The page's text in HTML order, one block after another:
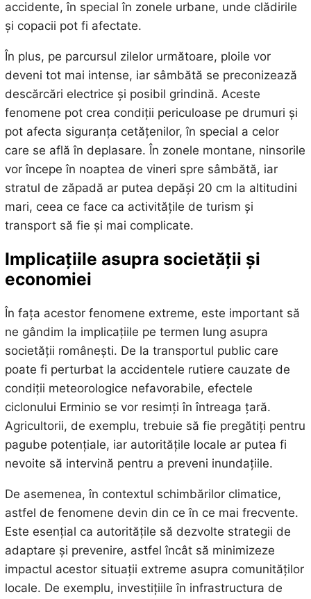
accidente, în special în zonele urbane, unde clădirile
și copacii pot fi afectate.
În plus, pe parcursul zilelor următoare, ploile vor
deveni tot mai intense, iar sâmbătă se preconizează
descărcări electrice și posibil grindină. Aceste
fenomene pot crea condiții periculoase pe drumuri și
pot afecta siguranța cetățenilor, în special a celor
care se află în deplasare. În zonele montane, ninsorile
vor începe în noaptea de vineri spre sâmbătă, iar
stratul de zăpadă ar putea depăși 20 cm la altitudini
mari, ceea ce face ca activitățile de turism și
transport să fie și mai complicate.
Implicațiile asupra societății și
economiei
În fața acestor fenomene extreme, este important să
ne gândim la implicațiile pe termen lung asupra
societății românești. De la transportul public care
poate fi perturbat la accidentele rutiere cauzate de
condiții meteorologice nefavorabile, efectele
ciclonului Erminio se vor resimți în întreaga țară.
Agricultorii, de exemplu, trebuie să fie pregătiți pentru
pagube potențiale, iar autoritățile locale ar putea fi
nevoite să intervină pentru a preveni inundațiile.
De asemenea, în contextul schimbărilor climatice,
astfel de fenomene devin din ce în ce mai frecvente.
Este esențial ca autoritățile să dezvolte strategii de
adaptare și prevenire, astfel încât să minimizeze
impactul acestor situații extreme asupra comunităților
locale. De exemplu, investițiile în infrastructura de